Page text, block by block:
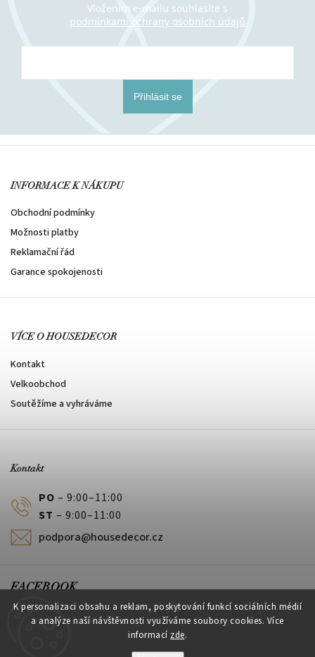
K personalizaci obsahu a reklam, poskytování funkcí sociálních médií
a analýze naší návštěvnosti využíváme soubory cookies. Více
informací zde.
Vložením e-mailu souhlasíte s
podmínkami ochrany osobních údajů
Přihlásit se
INFORMACE K NÁKUPU
Obchodní podmínky
Možnosti platby
Reklamační řád
Garance spokojenosti
VÍCE O HOUSEDECOR
Kontakt
Velkoobchod
Soutěžíme a vyhráváme
Kontakt
PO – 9:00–11:00
ST – 9:00–11:00
podpora@housedecor.cz
FACEBOOK